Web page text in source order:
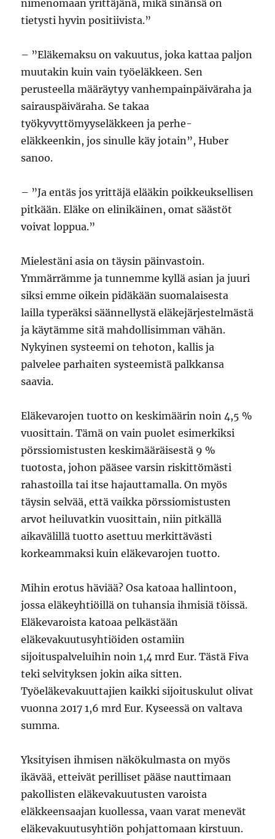
nimenomaan yrittäjänä, mikä sinänsä on
tietysti hyvin positiivista.”
– ”Eläkemaksu on vakuutus, joka kattaa paljon
muutakin kuin vain työeläkkeen. Sen
perusteella määräytyy vanhempainpäiväraha ja
sairauspäiväraha. Se takaa
työkyvyttömyyseläkkeen ja perhe-
eläkkeenkin, jos sinulle käy jotain”, Huber
sanoo.
– ”Ja entäs jos yrittäjä elääkin poikkeuksellisen
pitkään. Eläke on elinikäinen, omat säästöt
voivat loppua.”
Mielestäni asia on täysin päinvastoin.
Ymmärrämme ja tunnemme kyllä asian ja juuri
siksi emme oikein pidäkään suomalaisesta
lailla typeräksi säännellystä eläkejärjestelmästä
ja käytämme sitä mahdollisimman vähän.
Nykyinen systeemi on tehoton, kallis ja
palvelee parhaiten systeemistä palkkansa
saavia.
Eläkevarojen tuotto on keskimäärin noin 4,5 %
vuosittain. Tämä on vain puolet esimerkiksi
pörssiomistusten keskimääräisestä 9 %
tuotosta, johon pääsee varsin riskittömästi
rahastoilla tai itse hajauttamalla. On myös
täysin selvää, että vaikka pörssiomistusten
arvot heiluvatkin vuosittain, niin pitkällä
aikavälillä tuotto asettuu merkittävästi
korkeammaksi kuin eläkevarojen tuotto.
Mihin erotus häviää? Osa katoaa hallintoon,
jossa eläkeyhtiöillä on tuhansia ihmisiä töissä.
Eläkevaroista katoaa pelkästään
eläkevakuutusyhtiöiden ostamiin
sijoituspalveluihin noin 1,4 mrd Eur. Tästä Fiva
teki selvityksen jokin aika sitten.
Työeläkevakuuttajien kaikki sijoituskulut olivat
vuonna 2017 1,6 mrd Eur. Kyseessä on valtava
summa.
Yksityisen ihmisen näkökulmasta on myös
ikävää, etteivät perilliset pääse nauttimaan
pakollisten eläkevakuutusten varoista
eläkkeensaajan kuollessa, vaan varat menevät
eläkevakuutusyhtiön pohjattomaan kirstuun.